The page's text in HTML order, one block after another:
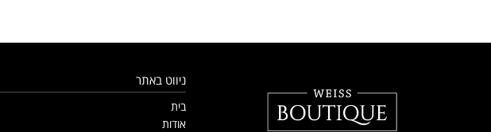
ניווט באתר
בית
אודות